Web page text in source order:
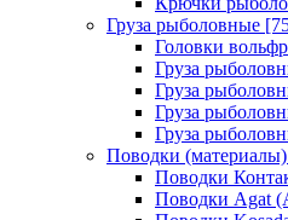
Груза рыболовные
Головки
Груза
Груза
Груза
Груза
Поводки
Поводки
Поводки Agat